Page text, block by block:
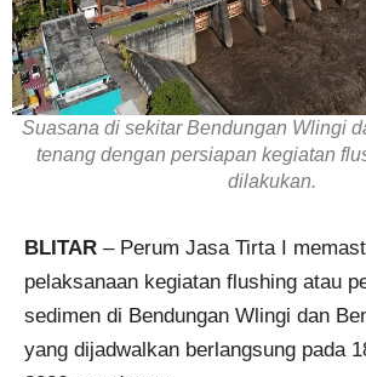
Suasana di sekitar Bendungan Wlingi
tenang dengan persiapan kegiatan
dilakukan.
BLITAR – Perum Jasa Tirta I
pelaksanaan kegiatan flushing atau
sedimen di Bendungan Wlingi dan
yang dijadwalkan berlangsung pada